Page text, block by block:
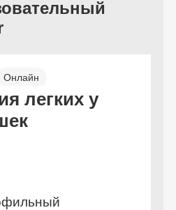
Онлайн
легких у